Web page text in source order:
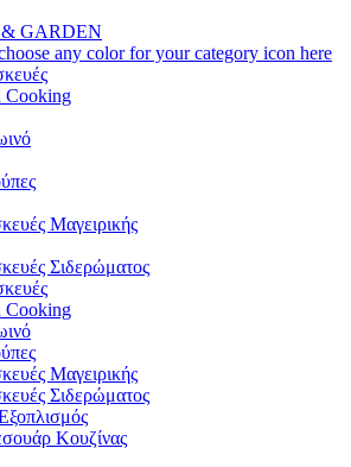
GARDEN
any color for your category icon here
Cooking
Μαγειρικής
Σιδερώματος
Cooking
Μαγειρικής
Σιδερώματος
Κουζίνας